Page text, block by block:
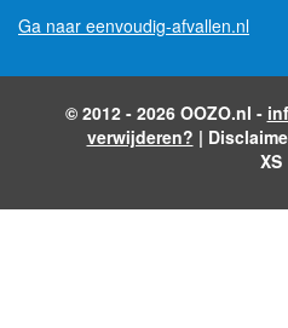
Ga naar eenvoudig-afvallen.nl
© 2012 - 2026 OOZO.nl -
verwijderen? |
XS